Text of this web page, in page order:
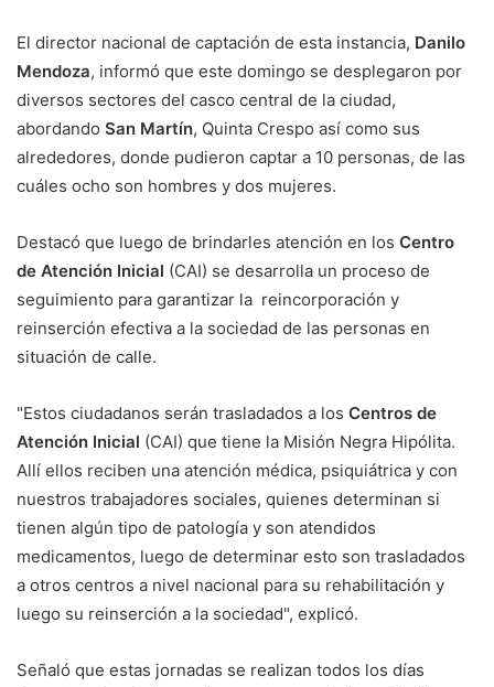
El director nacional de captación de esta instancia, Danilo
Mendoza, informó que este domingo se desplegaron por
diversos sectores del casco central de la ciudad,
abordando San Martín, Quinta Crespo así como sus
alrededores, donde pudieron captar a 10 personas, de las
cuáles ocho son hombres y dos mujeres.
Destacó que luego de brindarles atención en los Centro
de Atención Inicial (CAI) se desarrolla un proceso de
seguimiento para garantizar la reincorporación y
reinserción efectiva a la sociedad de las personas en
situación de calle.
"Estos ciudadanos serán trasladados a los Centros de
Atención Inicial (CAI) que tiene la Misión Negra Hipólita.
Allí ellos reciben una atención médica, psiquiátrica y con
nuestros trabajadores sociales, quienes determinan si
tienen algún tipo de patología y son atendidos
medicamentos, luego de determinar esto son trasladados
a otros centros a nivel nacional para su rehabilitación y
luego su reinserción a la sociedad", explicó.
Señaló que estas jornadas se realizan todos los días